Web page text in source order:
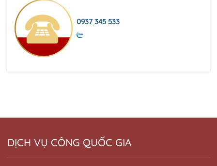
0937 345 533
DỊCH VỤ CÔNG QUỐC GIA